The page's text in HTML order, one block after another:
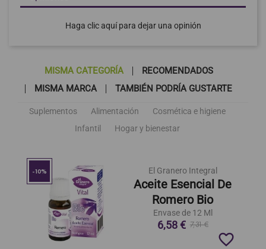
Haga clic aquí para dejar una opinión
MISMA CATEGORÍA
RECOMENDADOS
MISMA MARCA
TAMBIÉN PODRÍA GUSTARTE
Suplementos Alimentación
Cosmética e higiene
Infantil
Hogar y bienestar
-10% El Granero Integral
Aceite Esencial De
Romero Bio
Envase de 12 Ml
6,58 € 7,31 €
favorite_border